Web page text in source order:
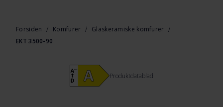
Forsiden Komfurer
Glaskeramiske komfurer
EKT 3500-90
Produktdatablad